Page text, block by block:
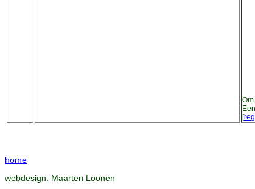
[
home
webdesign: Maarten Loonen